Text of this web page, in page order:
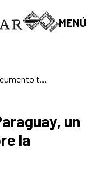
MENÚ
un
la